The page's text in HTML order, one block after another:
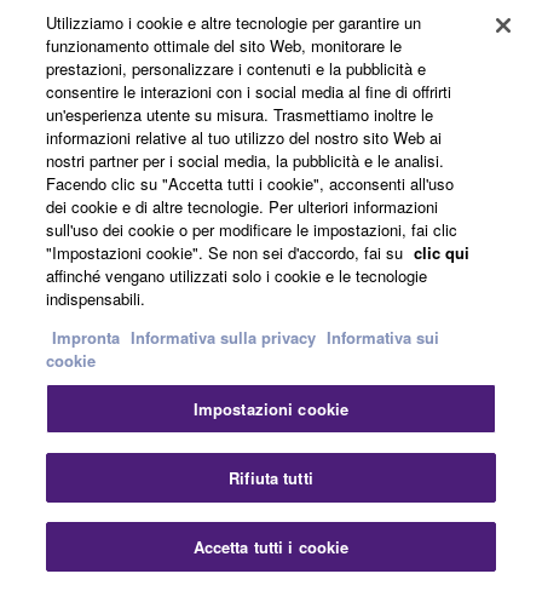
Uscita Bluetooth per un Agevole
Streaming di Musica
YSP-1600 è dotata dell'ultima tecnologia Bluetooth che
rendono le operazioni più semplici che mai. E' possibile
effettuare lo streaming di musica e audio dalla YSP-
1600 ad altri dispositivi o cuffie Bluetooth.
Specifiche di rilievo
Clear Voice rende i dialoghi estremamente chiari
• Music Enhancer improves the sound of compressed
sources
• Adaptive DRC enables volume and dynamic range
Utilizziamo i cookie e altre tecnologie per garantire un
funzionamento ottimale del sito Web, monitorare le
prestazioni, personalizzare i contenuti e la pubblicità e
consentire le interazioni con i social media al fine di offrirti
un'esperienza utente su misura. Trasmettiamo inoltre le
informazioni relative al tuo utilizzo del nostro sito Web ai
nostri partner per i social media, la pubblicità e le analisi.
Facendo clic su "Accetta tutti i cookie", acconsenti all'uso
dei cookie e di altre tecnologie. Per ulteriori informazioni
sull'uso dei cookie o per modificare le impostazioni, fai clic
"Impostazioni cookie". Se non sei d'accordo, fai su clic qui
affinché vengano utilizzati solo i cookie e le tecnologie
indispensabili.
Impronta Informativa sulla privacy Informativa sui
cookie
Impostazioni cookie
Rifiuta tutti
Accetta tutti i cookie